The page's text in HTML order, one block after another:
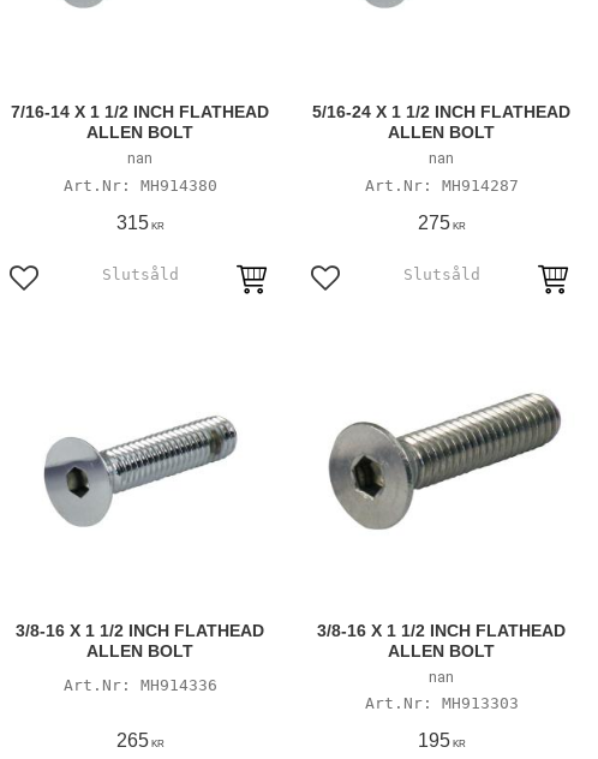
7/16-14 X 1 1/2 INCH FLATHEAD
ALLEN BOLT
nan
MH914380
315KR
Lägg till i favoriter
5/16-24 X 1 1/2 INCH FLATHEAD
ALLEN BOLT
nan
MH914287
275KR
Lägg till i favoriter
3/8-16 X 1 1/2 INCH FLATHEAD
ALLEN BOLT
MH914336
265KR
3/8-16 X 1 1/2 INCH FLATHEAD
ALLEN BOLT
nan
MH913303
195KR